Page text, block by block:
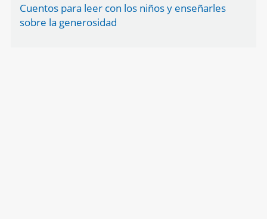
Cuentos para leer con los niños y enseñarles
sobre la generosidad